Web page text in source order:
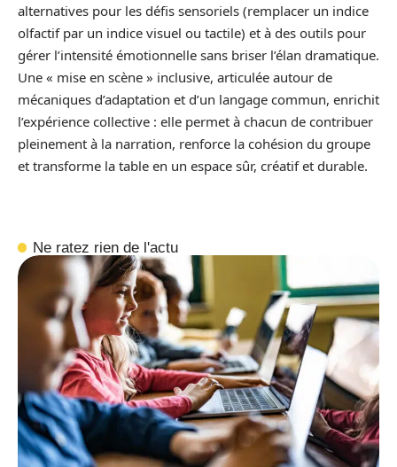
alternatives pour les défis sensoriels (remplacer un indice
olfactif par un indice visuel ou tactile) et à des outils pour
gérer l’intensité émotionnelle sans briser l’élan dramatique.
Une « mise en scène » inclusive, articulée autour de
mécaniques d’adaptation et d’un langage commun, enrichit
l’expérience collective : elle permet à chacun de contribuer
pleinement à la narration, renforce la cohésion du groupe
et transforme la table en un espace sûr, créatif et durable.
Ne ratez rien de l'actu